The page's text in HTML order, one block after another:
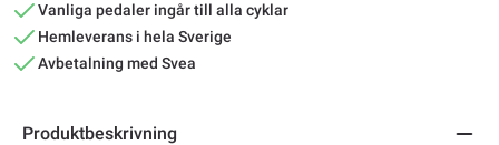
Vanliga pedaler ingår till alla cyklar
Hemleverans i hela Sverige
Avbetalning med Svea
Produktbeskrivning